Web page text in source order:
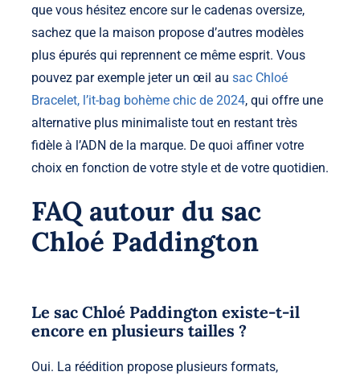
que vous hésitez encore sur le cadenas oversize,
sachez que la maison propose d’autres modèles
plus épurés qui reprennent ce même esprit. Vous
pouvez par exemple jeter un œil au sac Chloé
Bracelet, l’it-bag bohème chic de 2024, qui offre une
alternative plus minimaliste tout en restant très
fidèle à l’ADN de la marque. De quoi affiner votre
choix en fonction de votre style et de votre quotidien.
FAQ autour du sac
Chloé Paddington
Le sac Chloé Paddington existe-t-il
encore en plusieurs tailles ?
Oui. La réédition propose plusieurs formats,